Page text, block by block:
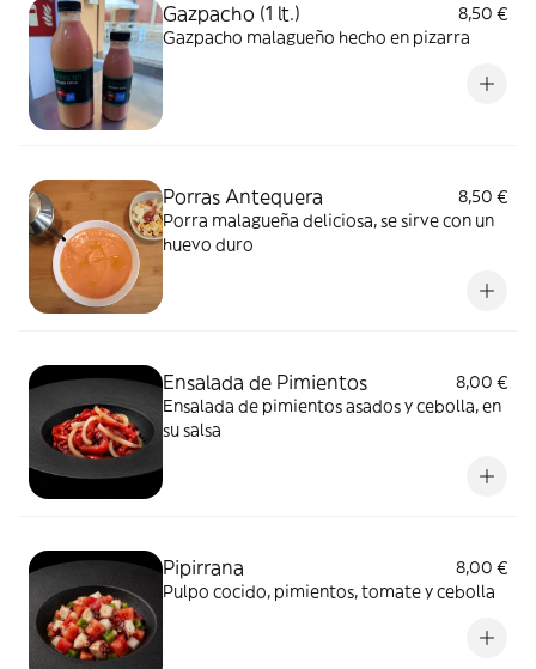
Gazpacho (1 lt.)
8,50 €
Gazpacho malagueño hecho en pizarra
Porras Antequera
8,50 €
Porra malagueña deliciosa, se sirve con un
huevo duro
Ensalada de Pimientos
8,00 €
Ensalada de pimientos asados y cebolla, en
su salsa
Pipirrana
8,00 €
Pulpo cocido, pimientos, tomate y cebolla